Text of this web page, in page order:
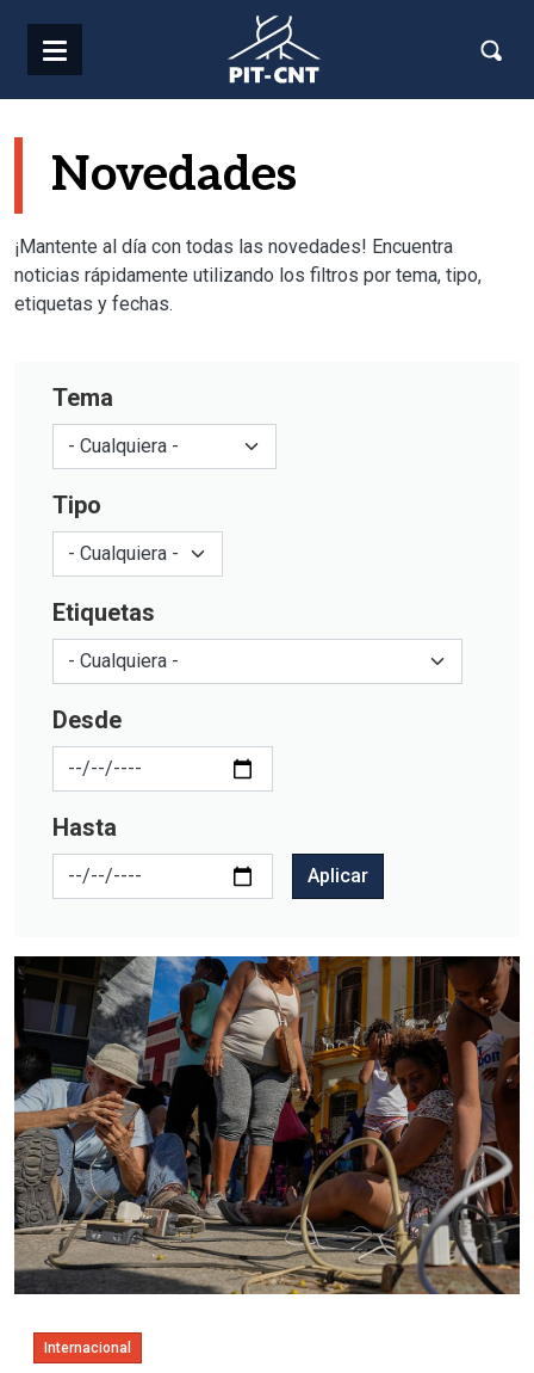
Novedades
¡Mantente al día con todas las novedades! Encuentra
noticias rápidamente utilizando los filtros por tema, tipo,
etiquetas y fechas.
Tema
Tipo
Etiquetas
Desde
Hasta
Aplicar
Imagen
Internacional